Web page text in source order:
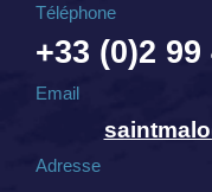
Téléphone
+33 (0)2 99
Email
Adresse